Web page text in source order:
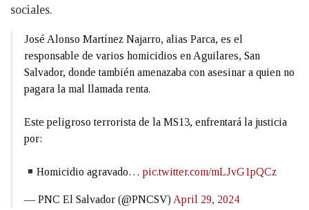
sociales.
José Alonso Martínez Najarro, alias Parca, es el
responsable de varios homicidios en Aguilares, San
Salvador, donde también amenazaba con asesinar a quien no
pagara la mal llamada renta.
Este peligroso terrorista de la MS13, enfrentará la justicia
por:
Homicidio agravado…pic.twitter.com/mLJvG1pQCz
— PNC El Salvador (@PNCSV) April 29, 2024